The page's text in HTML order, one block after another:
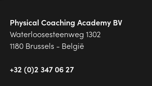
Physical Coaching Academy BV
Waterloosesteenweg 1302
1180 Brussels - België
+32 (0)2 347 06 27